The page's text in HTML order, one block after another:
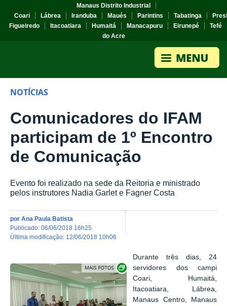
Manaus Distrito Industrial
Coari
Lábrea Iranduba Maués Parintins Tabatinga
Figueiredo
Itacoatiara Humaitá Manacapuru Eirunepé
Tefé
do Acre
NOTÍCIAS
Comunicadores do IFAM
participam de 1º Encontro
de Comunicação
Evento foi realizado na sede da Reitoria e ministrado
pelos instrutores Nadia Garlet e Fagner Costa
por Ana Paula Batista
publicado: 06/06/2018 16h25
última modificação: 12/06/2018 10h06
Show image carousel
Durante três dias, 24
servidores dos campi
Coari, Humaitá,
Itacoatiara, Lábrea,
Manaus Centro, Manaus